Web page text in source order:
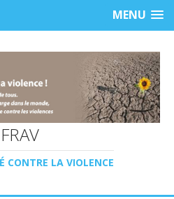
MENU
CONTRE LA VIOLENCE